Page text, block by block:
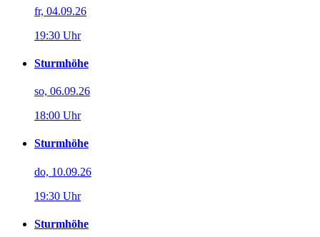
fr, 04.09.26
19:30 Uhr
Sturmhöhe
so, 06.09.26
18:00 Uhr
Sturmhöhe
do, 10.09.26
19:30 Uhr
Sturmhöhe